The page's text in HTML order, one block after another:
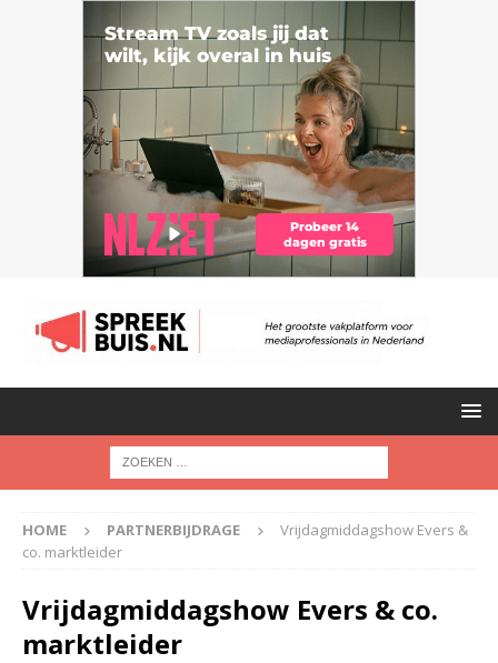
HOME PARTNERBIJDRAGE
Vrijdagmiddagshow Evers &
co. marktleider
Vrijdagmiddagshow Evers & co.
marktleider